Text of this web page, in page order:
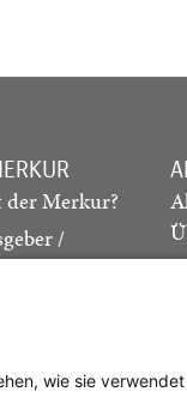
der Merkur?
/
wie sie